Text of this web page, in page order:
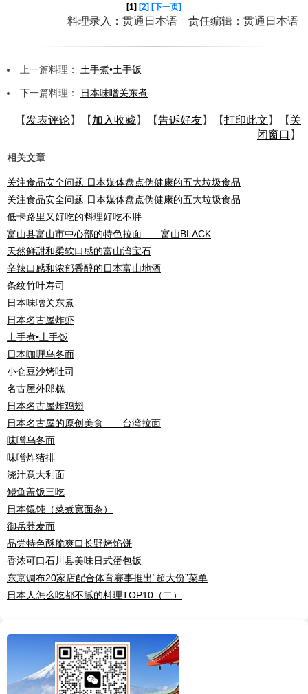
[1] [2] [下一页]
料理录入：贯通日本语 责任编辑：贯通日本语
上一篇料理： 土手煮•土手饭
下一篇料理： 日本味噌关东煮
【 发表评论】【 加入收藏】【告诉好友】【打印此文 】【 关
闭窗口 】
相关文章
关注食品安全问题 日本媒体盘点伪健康的五大垃圾食品
关注食品安全问题 日本媒体盘点伪健康的五大垃圾食品
低卡路里又好吃的料理好吃不胖
富山县富山市中心部的特色拉面——富山BLACK
天然鲜甜和柔软口感的富山湾宝石
辛辣口感和浓郁香醇的日本富山地酒
条纹竹叶寿司
日本味噌关东煮
日本名古屋炸虾
土手煮•土手饭
日本咖喱乌冬面
小仓豆沙烤吐司
名古屋外郎糕
日本名古屋炸鸡翅
日本名古屋的原创美食——台湾拉面
味噌乌冬面
味噌炸猪排
浇汁意大利面
鳗鱼盖饭三吃
日本馄饨（菜煮宽面条）
御岳荞麦面
品尝特色酥脆爽口长野烤馅饼
香浓可口石川县美味日式蛋包饭
东京调布20家店配合体育赛事推出“超大份”菜单
日本人怎么吃都不腻的料理TOP10（二）